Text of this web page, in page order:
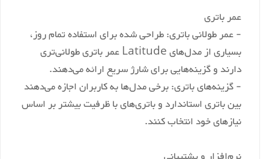
عمر باتری
- عمر طولانی باتری: طراحی شده برای استفاده تمام روز،
بسیاری از مدل‌های Latitude عمر باتری طولانی‌تری
دارند و گزینه‌هایی برای شارژ سریع ارائه می‌دهند.
- گزینه‌های باتری: برخی مدل‌ها به کاربران اجازه می‌دهند
بین باتری استاندارد و باتری‌های با ظرفیت بیشتر بر اساس
نیازهای خود انتخاب کنند.